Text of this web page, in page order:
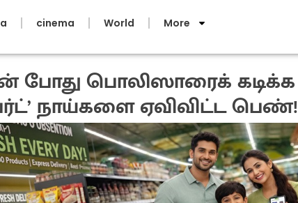
cinema World More
போது பொலிஸாரைக் கடிக்க
நாய்களை ஏவிவிட்ட பெண்!